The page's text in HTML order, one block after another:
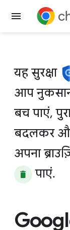
यह सुरक्षा
आप
बच पाएं,
बदलकर
अपना
पाएं.